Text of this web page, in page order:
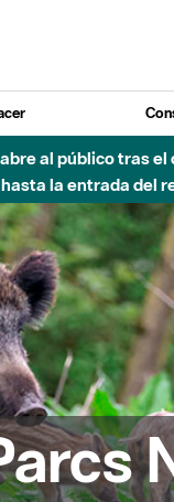
de Alerta del
al Parque.